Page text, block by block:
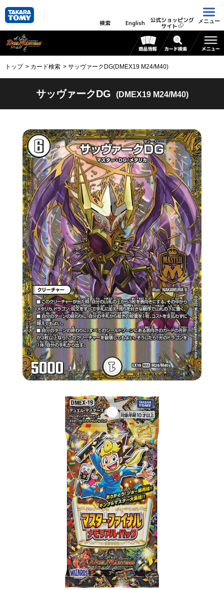
検索 English 公式ショッピング
サイト
メニュー
トップ カード検索 サッヴァークDG(DMEX19 M24/M40)
サッヴァークDG (DMEX19 M24/M40)